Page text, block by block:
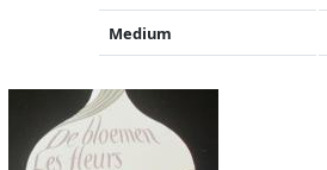
Medium